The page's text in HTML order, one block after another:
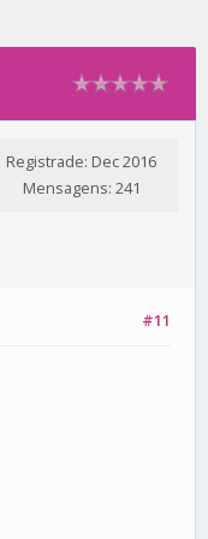
Registrade: Dec 2016
Mensagens: 241
#11